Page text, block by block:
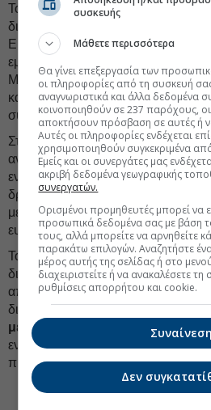
Το ΔΝΤ ζητεί επίσης συνέχιση των
διαφοροποίησης των
Ευρωπαϊκής Ενωσης μέσω νέων
εμπορίου, επισημαίνοντας ότι
Mercosur και την Ινδία μπορούν να
και να περιορίσουν τους
συγκεκριμένες αγορές.
Στον χρηματοπιστωτικό τομέα, το
ανάγκη στενότερης
ενίσχυσης της εποπτείας των
δραστηριοτήτων και ολοκλήρωση
μεταρρυθμίσεων στην τραπεζική
ευρωπαϊκό δίκτυο
Το ΔΝΤ καταλήγει με την
διαθέτει τα μέσα για να
απαιτείται συνδυασμός
διαχείρισης καιεπιτάχυνσης των
μεταρρυθμίσεων,
ώστε να
ενεργειακή ασφάλεια και οι
προοπτικές της ευρωπαϊκής
#Ανάπτυξη Ελλάδα #Διεθνές
συσκευής
Μάθετε περισσότερα
Θα γίνει επεξεργασία των
οι πληροφορίες από τη συσκευή
αναγνωριστικά και άλλα δεδομένα
κοινοποιηθούν σε 237 παρόχους,
αποκτήσουν πρόσβαση σε αυτές ή
Αυτές οι πληροφορίες ενδέχεται
χρησιμοποιηθούν συγκεκριμένα
Εμείς και οι συνεργάτες μας
ακριβή δεδομένα γεωγραφικής
συνεργατών.
Ορισμένοι προμηθευτές μπορεί να
προσωπικά δεδομένα σας με βάση
τους, αλλά μπορείτε να αρνηθείτε
παρακάτω επιλογών. Αναζητήστε
μέρος αυτής της σελίδας ή στο
διαχειριστείτε ή να ανακαλέσετε τη
ρυθμίσεις απορρήτου και cookie.
Συναίνεση
Δεν